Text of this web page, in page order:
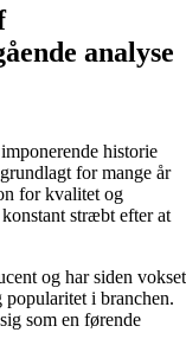
analyse
historie
for mange år
for kvalitet og
stræbt efter at
og har siden vokset
popularitet i branchen.
som en førende